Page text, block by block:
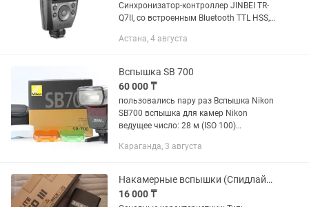
Синхронизатор-контроллер JINBEI TR-
Q7II, со встроенным Bluetooth TTL HSS,
количестве - 1 штука Контроллер
Астана, 4 августа
Вспышка SB 700
60 000 ₸
пользовались пару раз Вспышка Nikon
SB700 вспышка для камер Nikon
ведущее число: 28 м (ISO 100)
головка выбор угла освещения: авто,
Караганда, 3 августа
Накамерные вспышки (Спидлайты)
16 000 ₸